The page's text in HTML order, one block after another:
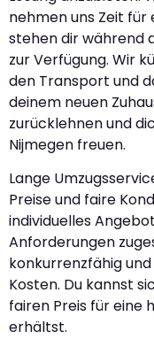
nehmen uns Zeit
stehen dir während
zur Verfügung. Wir
den Transport und
deinem neuen
zurücklehnen und
Nijmegen freuen.
Lange
Preise und faire
individuelles
Anforderungen
konkurrenzfähig
Kosten. Du kannst
fairen Preis für eine
erhältst.